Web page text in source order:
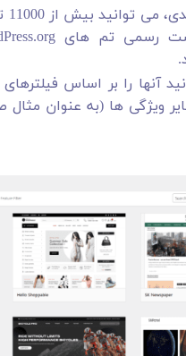
آنها را بر اساس
ویژگی ها (به عنوان